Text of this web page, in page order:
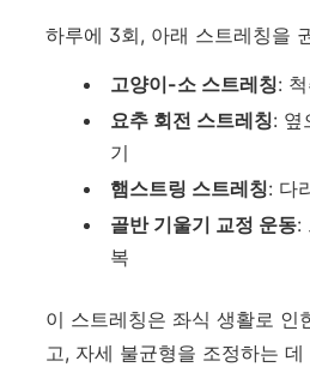
하루에 3회, 아래 스트레칭을
고양이-소 스트레칭:
요추 회전 스트레칭: 옆
기
햄스트링 스트레칭: 다
골반 기울기 교정 운동:
복
이 스트레칭은 좌식 생활로 인
고, 자세 불균형을 조정하는 데